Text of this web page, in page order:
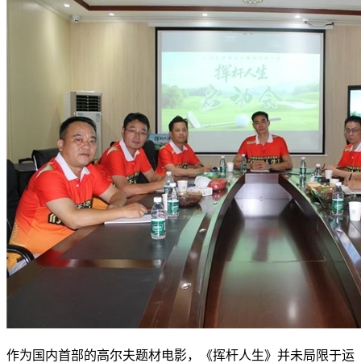
作为国内首部的高尔夫题材电影，《挥杆人生》并未局限于运